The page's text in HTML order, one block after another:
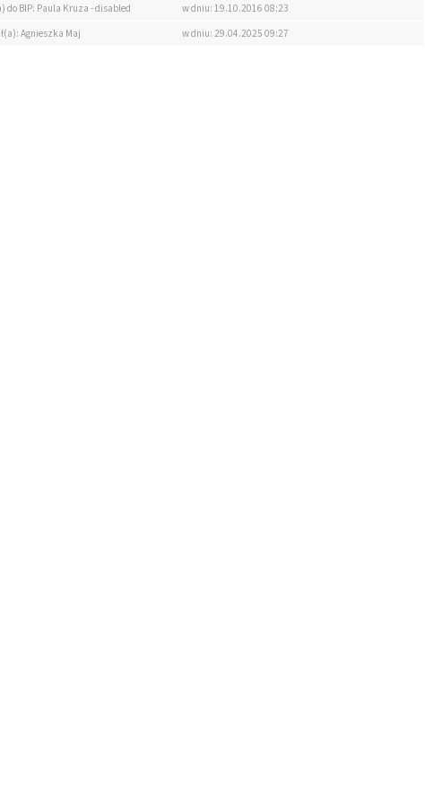
do BIP: Paula Kruza - disabled
w dniu: 19.10.2016 08:23
Agnieszka Maj
w dniu: 29.04.2025 09:27